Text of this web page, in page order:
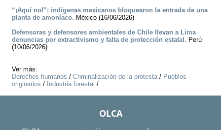
“¡Aquí no!”: indígenas mexicanos bloquearon la entrada de una
planta de amoníaco. México (16/06/2026)
Defensoras y defensores ambientales de Chile llevan a Lima
denuncias por extractivismo y falta de protección estatal. Perú
(10/06/2026)
Ver más:
Derechos humanos / Criminalización de la protesta/ Pueblos
originarios / Industria forestal /
OLCA